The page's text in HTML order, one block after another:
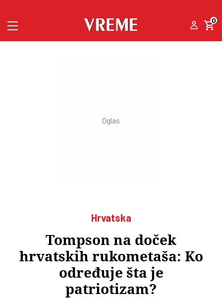
0
Hrvatska
Tompson na doček
hrvatskih rukometaša: Ko
određuje šta je
patriotizam?